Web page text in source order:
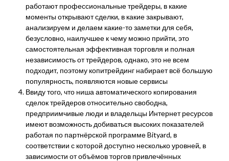
работают профессиональные трейдеры, в какие
моменты открывают сделки, в какие закрывают,
анализируем и делаем какие-то заметки для себя,
безусловно, наилучшее к чему можно прийти, это
самостоятельная эффективная торговля и полная
независимость от трейдеров, однако, это не всем
подходит, поэтому копитрейдинг набирает всё большую
популярность, появляются новые сервисы
Ввиду того, что ниша автоматического копирования
сделок трейдеров относительно свободна,
предприимчивые люди и владельцы Интернет ресурсов
имеют возможность добиваться высоких показателей
работая по партнёрской программе Bityard, в
соответствии с которой доступно несколько уровней, в
зависимости от объёмов торгов привлечённых